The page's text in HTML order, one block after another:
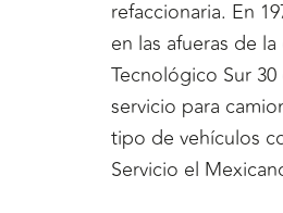
refaccionaria. En
en las afueras de
Tecnológico Sur
servicio para
tipo de vehículos
Servicio el